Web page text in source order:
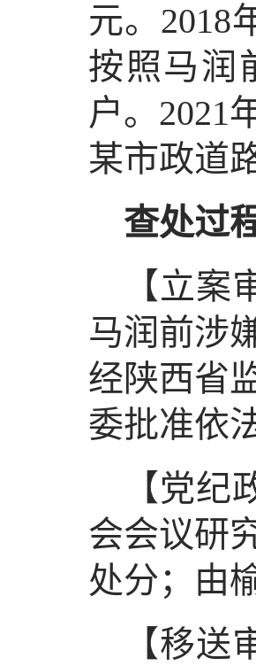
元。2018
按照马润
户。2021
某市政道
查处过
【立
马润前涉
经陕西省
委批准依
【党
会会议研
处分；由
【移